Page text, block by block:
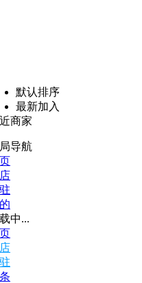
默认排序
最新加入
商家
导航
中...